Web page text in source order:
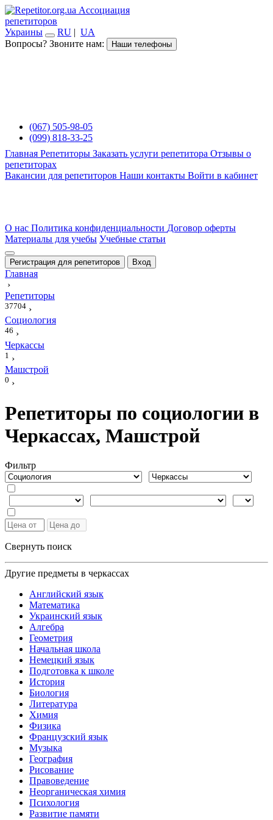
Ассоциация
репетиторов
Украины
RU | UA
Вопросы? Звоните нам:
Наши телефоны
(067) 505-98-05
(099) 818-33-25
Главная Репетиторы Заказать услуги репетитора Отзывы о
репетиторах
Вакансии для репетиторов Наши контакты Войти в кабинет
О нас Политика конфиденциальности Договор оферты
Материалы для учебы Учебные статьи
Регистрация для репетиторов Вход
Главная
›
Репетиторы
37704 ›
Социология
46 ›
Черкассы
1 ›
Машстрой
0 ›
Репетиторы по социологии в
Черкассах, Машстрой
Фильтр
Свернуть поиск
Другие предметы в черкассах
Английский язык
Математика
Украинский язык
Алгебра
Геометрия
Начальная школа
Немецкий язык
Подготовка к школе
История
Биология
Литература
Химия
Физика
Французский язык
Музыка
География
Рисование
Правоведение
Неорганическая химия
Психология
Развитие памяти